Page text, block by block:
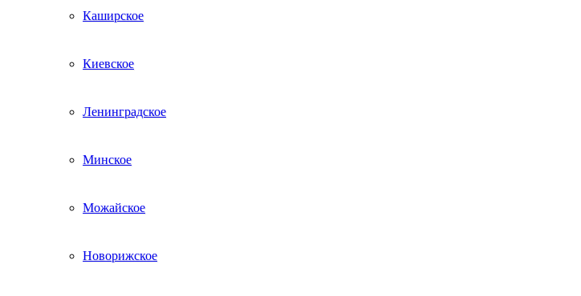
Каширское
Киевское
Ленинградское
Минское
Можайское
Новорижское